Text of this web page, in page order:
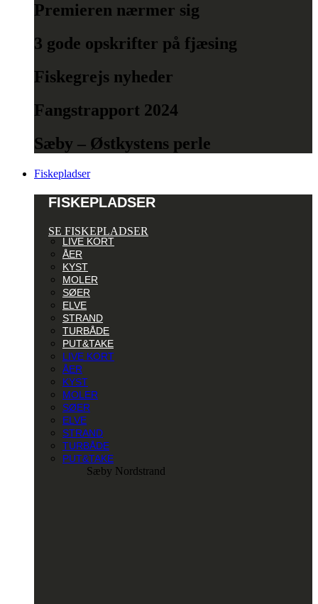
Premieren nærmer sig
3 gode opskrifter på fjæsing
Fiskegrejs nyheder
Fangstrapport 2024
Sæby – Østkystens perle
Fiskepladser
FISKEPLADSER
SE FISKEPLADSER
LIVE KORT
ÅER
KYST
MOLER
SØER
ELVE
STRAND
TURBÅDE
PUT&TAKE
LIVE KORT
ÅER
KYST
MOLER
SØER
ELVE
STRAND
TURBÅDE
PUT&TAKE
Sæby Nordstrand